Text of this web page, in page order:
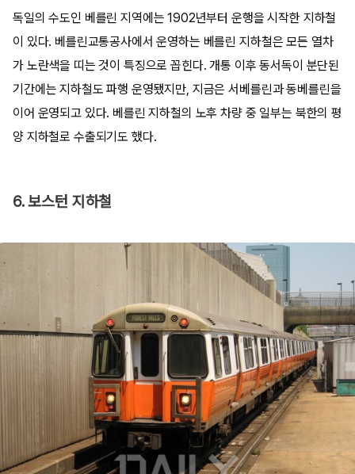
독일의 수도인 베를린 지역에는 1902년부터 운행을 시작한 지하철
이 있다. 베를린교통공사에서 운영하는 베를린 지하철은 모든 열차
가 노란색을 띠는 것이 특징으로 꼽힌다. 개통 이후 동서독이 분단된
기간에는 지하철도 파행 운영됐지만, 지금은 서베를린과 동베를린을
이어 운영되고 있다. 베를린 지하철의 노후 차량 중 일부는 북한의 평
양 지하철로 수출되기도 했다.
6. 보스턴 지하철